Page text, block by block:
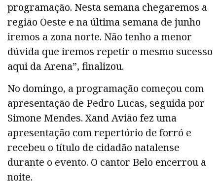
programação. Nesta semana chegaremos a
região Oeste e na última semana de junho
iremos a zona norte. Não tenho a menor
dúvida que iremos repetir o mesmo sucesso
aqui da Arena”, finalizou.
No domingo, a programação começou com
apresentação de Pedro Lucas, seguida por
Simone Mendes. Xand Avião fez uma
apresentação com repertório de forró e
recebeu o título de cidadão natalense
durante o evento. O cantor Belo encerrou a
noite.